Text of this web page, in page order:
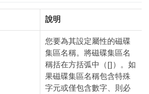
說明
您要為其設定屬性的磁碟
集區名稱。將磁碟集區名
稱括在方括弧中（[]）。如
果磁碟集區名稱包含特殊
字元或僅包含數字、則必